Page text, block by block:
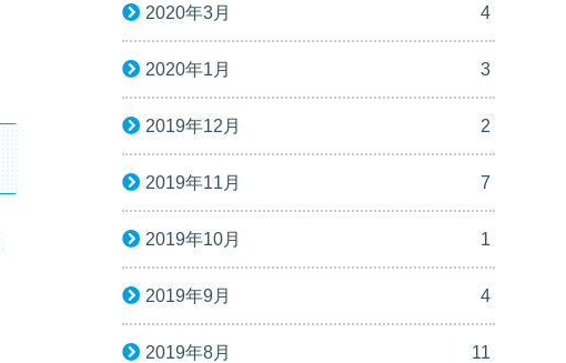
2020年3月 4
2020年1月 3
2019年12月 2
2019年11月 7
2019年10月 1
2019年9月 4
2019年8月 11